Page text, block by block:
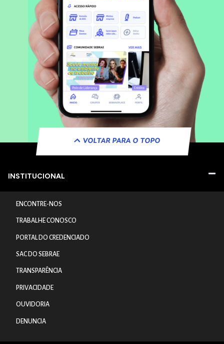
VOLTAR PARA O TOPO
INSTITUCIONAL
ENCONTRE-NOS
TRABALHE CONOSCO
PORTAL DO CREDENCIADO
SAC DO SEBRAE
TRANSPARÊNCIA
PRIVACIDADE
OUVIDORIA
DENUNCIA